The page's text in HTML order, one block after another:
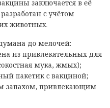
заключается в её
с учётом
животных.
до мелочей:
из привлекательных для
мука, жмых);
пакетик с вакциной;
запахом, привлекающим